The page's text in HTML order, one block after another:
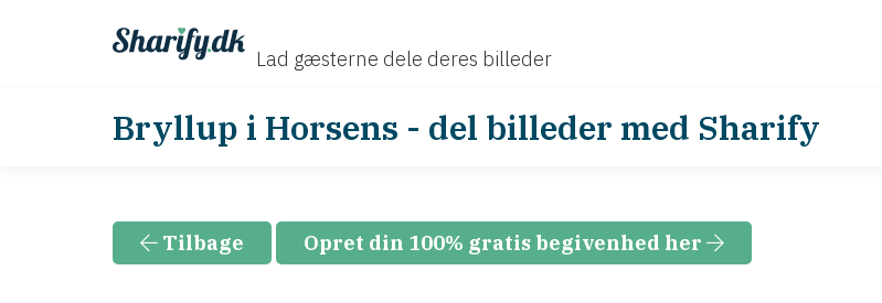
Lad gæsterne dele deres billeder
Bryllup i Horsens - del billeder med Sharify
Tilbage Opret din 100% gratis begivenhed her